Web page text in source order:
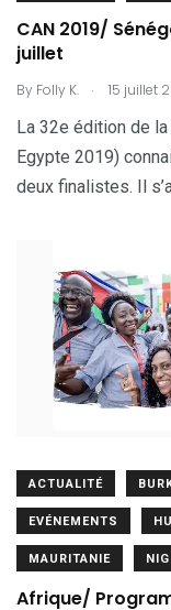
CAN 2019/
juillet
By Folly K. . 15 juillet
La 32e édition de la
Egypte 2019)
deux finalistes. Il
ACTUALITÉ
EVÉNEMENTS
MAURITANIE
Afrique/